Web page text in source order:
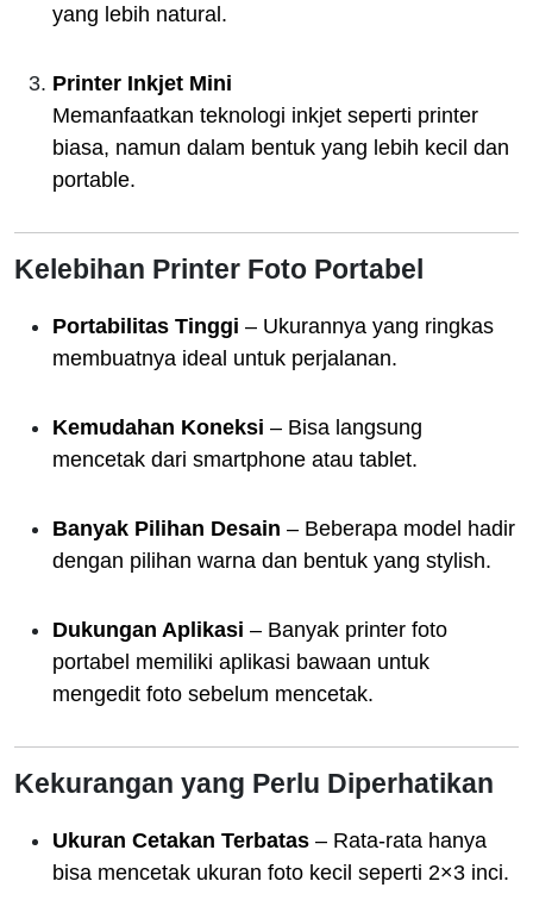
yang lebih natural.
Printer Inkjet Mini
Memanfaatkan teknologi inkjet seperti printer
biasa, namun dalam bentuk yang lebih kecil dan
portable.
Kelebihan Printer Foto Portabel
Portabilitas Tinggi – Ukurannya yang ringkas
membuatnya ideal untuk perjalanan.
Kemudahan Koneksi – Bisa langsung
mencetak dari smartphone atau tablet.
Banyak Pilihan Desain – Beberapa model hadir
dengan pilihan warna dan bentuk yang stylish.
Dukungan Aplikasi – Banyak printer foto
portabel memiliki aplikasi bawaan untuk
mengedit foto sebelum mencetak.
Kekurangan yang Perlu Diperhatikan
Ukuran Cetakan Terbatas – Rata-rata hanya
bisa mencetak ukuran foto kecil seperti 2×3 inci.